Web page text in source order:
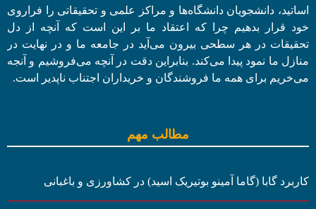
اساتید، دانشجویان دانشگاه‌ها و مراکز علمی و تحقیقاتی را فراروی
خود قرار بدهیم چرا که اعتقاد ما بر این است که آنچه از دل
تحقیقات در هر سطحی بیرون می‌آید در جامعه ما و در نهایت در
منازل ما نمود پیدا می‌کند. بنابراین دقت در آنچه می‌فروشیم و آنجه
می‌خریم برای همه ما فروشندگان و خریداران اجتناب ناپدیر است.
مطالب مهم
کاربرد گابا (گاما آمینو بوتیریک اسید) در کشاورزی و باغبانی